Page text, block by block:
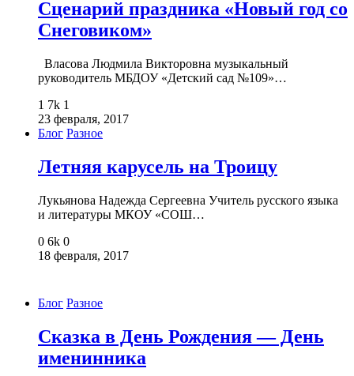
Сценарий праздника «Новый год со
Снеговиком»
Власова Людмила Викторовна музыкальный
руководитель МБДОУ «Детский сад №109»…
1 7k 1
23 февраля, 2017
Блог Разное
Летняя карусель на Троицу
Лукьянова Надежда Сергеевна Учитель русского языка
и литературы МКОУ «СОШ…
0 6k 0
18 февраля, 2017
Блог Разное
Сказка в День Рождения — День
именинника